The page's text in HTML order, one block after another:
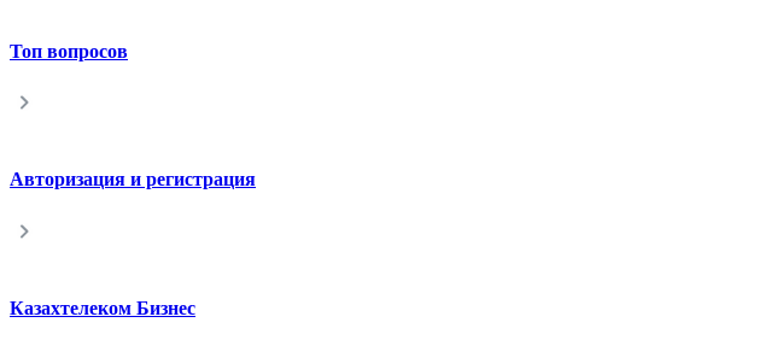
Топ вопросов
Авторизация и регистрация
Казахтелеком Бизнес